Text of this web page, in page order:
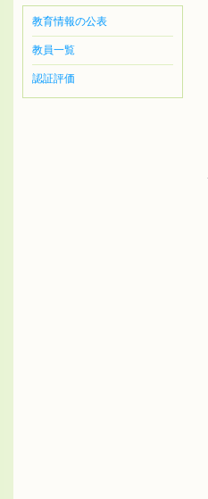
教育情報の公表
教員一覧
認証評価